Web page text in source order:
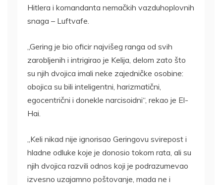
Hitlera i komandanta nemačkih vazduhoplovnih
snaga – Luftvafe.
„Gering je bio oficir najvišeg ranga od svih
zarobljenih i intrigirao je Kelija, delom zato što
su njih dvojica imali neke zajedničke osobine:
obojica su bili inteligentni, harizmatični,
egocentrični i donekle narcisoidni“, rekao je El-
Hai.
„Keli nikad nije ignorisao Geringovu svirepost i
hladne odluke koje je donosio tokom rata, ali su
njih dvojica razvili odnos koji je podrazumevao
izvesno uzajamno poštovanje, mada ne i